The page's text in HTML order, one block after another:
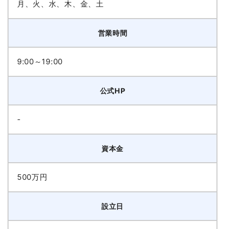
月、火、水、木、金、土
営業時間
9:00～19:00
公式HP
-
資本金
500万円
設立日